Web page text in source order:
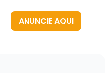
ANUNCIE AQUI